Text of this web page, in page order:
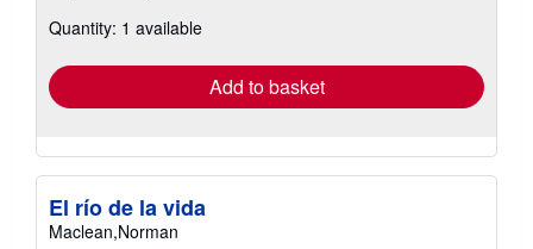
Quantity: 1 available
Add to basket
El río de la vida
Maclean,Norman